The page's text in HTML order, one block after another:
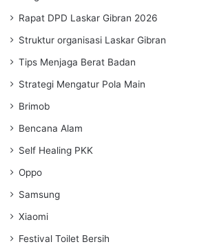
Rapat DPD Laskar Gibran 2026
Struktur organisasi Laskar Gibran
Tips Menjaga Berat Badan
Strategi Mengatur Pola Main
Brimob
Bencana Alam
Self Healing PKK
Oppo
Samsung
Xiaomi
Festival Toilet Bersih